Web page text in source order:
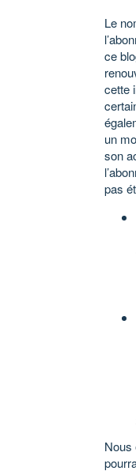
Le
ce
cette
un
son
pas
Nous